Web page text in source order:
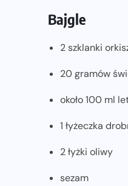
Bajgle
2 szklanki
20 gramów
około 100 ml
1 łyżeczka
2 łyżki oliwy
sezam